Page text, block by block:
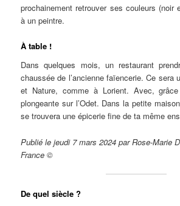
prochainement retrouver ses couleurs (noir
à un peintre.
À table !
Dans quelques mois, un restaurant
chaussée de l’ancienne faïencerie. Ce sera
et Nature, comme à Lorient. Avec,
plongeante sur l’Odet. Dans la petite
se trouvera une épicerie fine de ta même
Publié le jeudi 7 mars 2024 par Rose-Marie
France ©
De quel siècle ?